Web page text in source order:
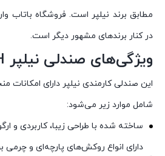
مطابق برند نیلپر است. فروشگاه باتاب
در کنار برندهای مشهور دیگر است.
ویژگی‌های صندلی نیلپر
این صندلی کارمندی نیلپر دارای
شامل موارد زیر می‌شود:
ساخته شده با طراحی زیبا، کاربردی و
دارای انواع روکش‌های پارچه‌ای و